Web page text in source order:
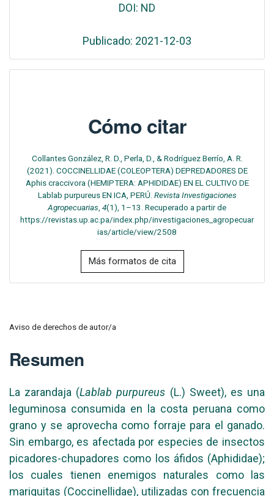
DOI: ND
Publicado: 2021-12-03
Cómo citar
Collantes González, R. D., Perla, D., & Rodríguez Berrío, A. R.
(2021). COCCINELLIDAE (COLEOPTERA) DEPREDADORES DE
Aphis craccivora (HEMIPTERA: APHIDIDAE) EN EL CULTIVO DE
Lablab purpureus EN ICA, PERÚ. Revista Investigaciones
Agropecuarias 4(1), 1–13. Recuperado a partir de
https://revistas.up.ac.pa/index.php/investigaciones_agropecuar
ias/article/view/2508
Más formatos de cita
Aviso de derechos de autor/a
Resumen
La zarandaja (Lablab purpureus (L.) Sweet), es una
leguminosa consumida en la costa peruana como
grano y se aprovecha como forraje para el ganado.
Sin embargo, es afectada por especies de insectos
picadores-chupadores como los áfidos (Aphididae);
los cuales tienen enemigos naturales como las
mariquitas (Coccinellidae), utilizadas con frecuencia